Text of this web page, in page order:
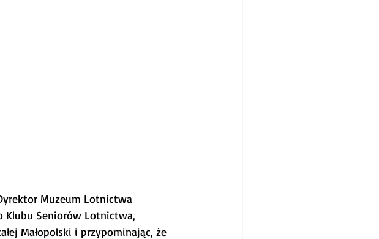
Muzeum Lotnictwa
Klubu Seniorów Lotnictwa,
Małopolski i przypominając, że